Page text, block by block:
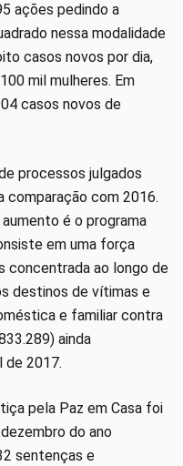
ações pedindo a
nessa modalidade
casos novos por dia,
mil mulheres. Em
casos novos de
processos julgados
comparação com 2016.
é o programa
em uma força
concentrada ao longo de
destinos de vítimas e
e familiar contra
ainda
de 2017.
pela Paz em Casa foi
do ano
sentenças e